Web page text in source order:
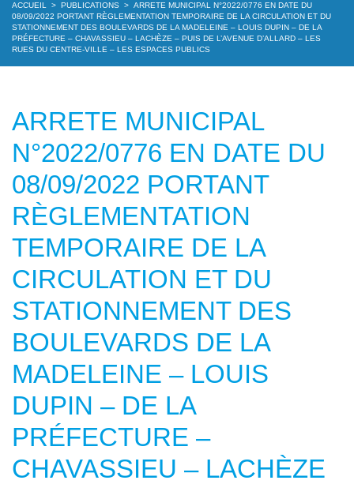
ACCUEIL > PUBLICATIONS > ARRETE MUNICIPAL N°2022/0776 EN DATE DU
08/09/2022 PORTANT RÈGLEMENTATION TEMPORAIRE DE LA CIRCULATION ET DU
STATIONNEMENT DES BOULEVARDS DE LA MADELEINE – LOUIS DUPIN – DE LA
PRÉFECTURE – CHAVASSIEU – LACHÈZE – PUIS DE L’AVENUE D’ALLARD – LES
RUES DU CENTRE-VILLE – LES ESPACES PUBLICS
ARRETE MUNICIPAL
N°2022/0776 EN DATE DU
08/09/2022 PORTANT
RÈGLEMENTATION
TEMPORAIRE DE LA
CIRCULATION ET DU
STATIONNEMENT DES
BOULEVARDS DE LA
MADELEINE – LOUIS
DUPIN – DE LA
PRÉFECTURE –
CHAVASSIEU – LACHÈZE